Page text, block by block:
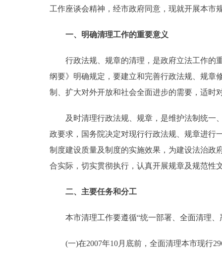
便民服务
政民互动
参与调查
北京概况
工作座谈会精神，经市政府同意，现就开展本市
一、明确清理工作的重要意义
行政法规、规章的清理，是政府立法工作的重
纲要》明确规定，要建立和完善行政法规、规章
制、扩大对外开放和社会全面进步的需要，适时
及时清理行政法规、规章，是维护法制统一、
政要求，国务院决定对现行行政法规、规章进行
制度建设质量及制度的实施效果，为建设法治政
合实际，切实贯彻执行，认真开展规章及规范性
二、主要任务和分工
本市清理工作要遵循“统一部署、全面清理、
(一)在2007年10月底前，全面清理本市现行